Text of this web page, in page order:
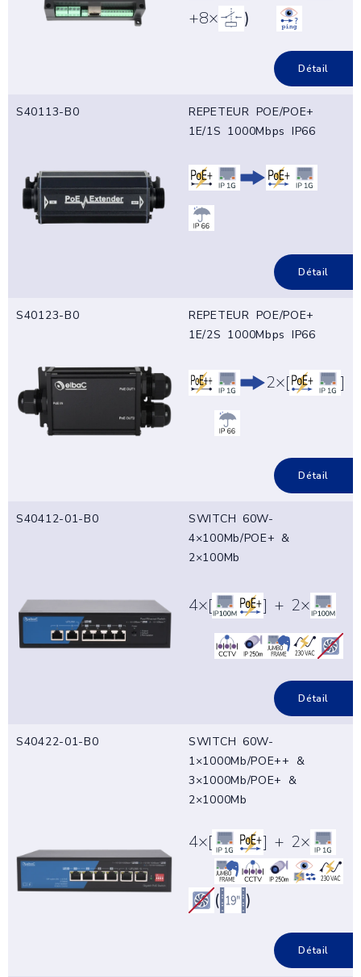
+8×
)
Détail
S40113-B0
REPETEUR POE/POE+
1E/1S 1000Mbps IP66
Détail
S40123-B0
REPETEUR POE/POE+
1E/2S 1000Mbps IP66
2×[ ]
Détail
S40412-01-B0
SWITCH 60W-
4×100Mb/POE+ &
2×100Mb
4×[ ] + 2×
Détail
S40422-01-B0
SWITCH 60W-
1×1000Mb/POE++ &
3×1000Mb/POE+ &
2×1000Mb
4×[ ] + 2×
( )
Détail